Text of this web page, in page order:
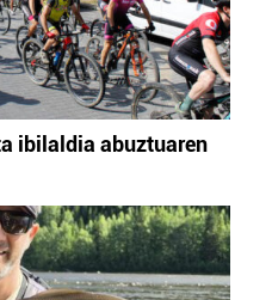
ibilaldia abuztuaren